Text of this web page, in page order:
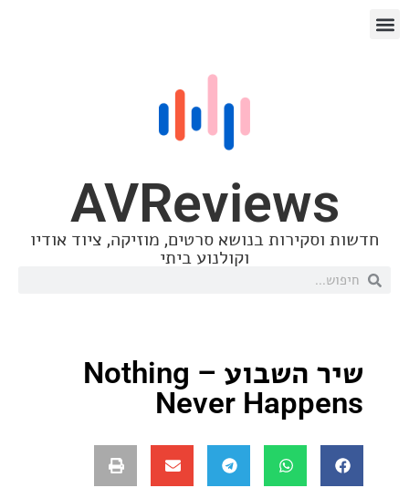
בנושא סרטים, מוזיקה, ציוד אודיו
וקולנוע ביתי
שיר השבוע – Nothing
Never